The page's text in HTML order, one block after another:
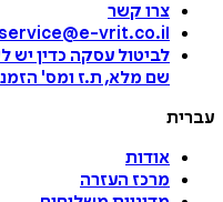
צרו קשר
service@e-vrit.co.il
לביטול עסקה כדין יש
שם מלא, ת.ז ומס'
עברית
אודות
מרכז העזרה